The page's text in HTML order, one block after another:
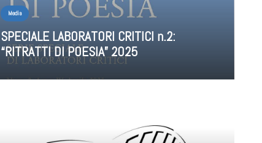
Media
SPECIALE LABORATORI CRITICI n.2:
“RITRATTI DI POESIA” 2025